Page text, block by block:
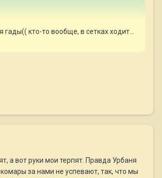
кто-то вообще, в сетках ходит...
а вот руки мои терпят. Правда Урбаня
комары за нами не успевают, так, что мы